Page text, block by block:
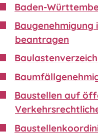
Baden-
beantragen
Baustellen auf